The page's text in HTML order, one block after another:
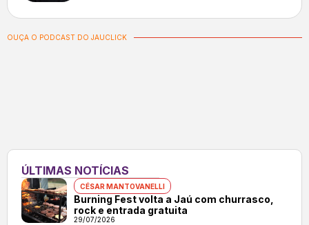
OUÇA O PODCAST DO JAUCLICK
ÚLTIMAS NOTÍCIAS
CÉSAR MANTOVANELLI
Burning Fest volta a Jaú com churrasco,
rock e entrada gratuita
29/07/2026